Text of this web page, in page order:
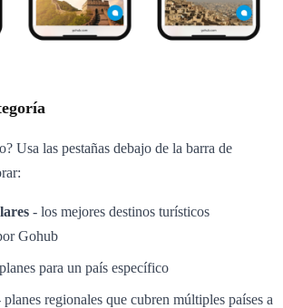
Usa las pestañas debajo de la barra de
- los mejores destinos turísticos
Gohub
para un país específico
planes regionales que cubren múltiples países a